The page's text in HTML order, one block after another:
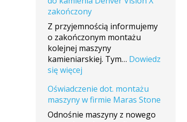
zakończony
Z przyjemnością informujemy
o zakończonym montażu
kolejnej maszyny
kamieniarskiej. Tym… Dowiedz
się więcej
automatu
polerskiego
do
Oświadczenie dot. montażu
maszyny w firmie Maras Stone
Odnośnie maszyny z nowego